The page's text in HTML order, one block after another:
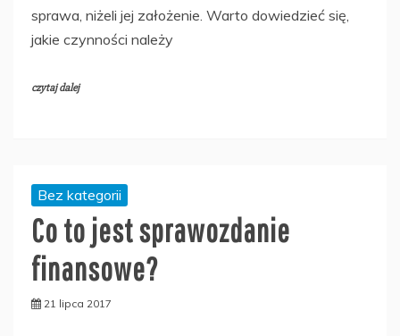
sprawa, niżeli jej założenie. Warto dowiedzieć się,
jakie czynności należy
czytaj dalej
Bez kategorii
Co to jest sprawozdanie
finansowe?
21 lipca 2017